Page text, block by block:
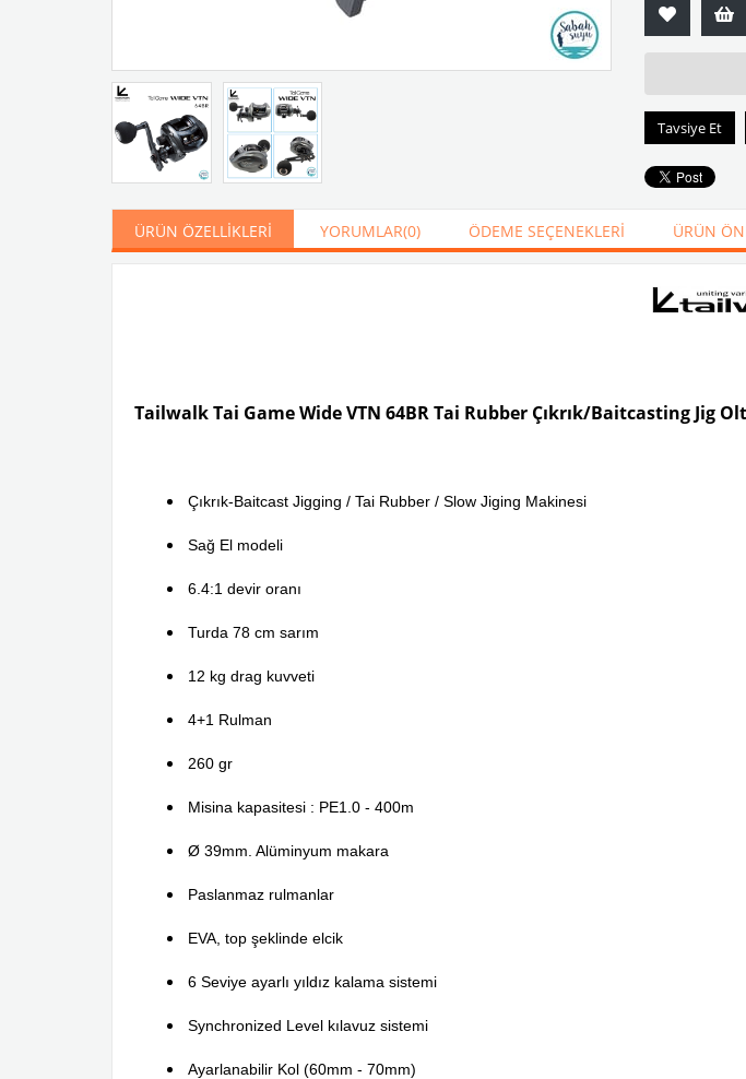
Tavsiye Et
ÜRÜN ÖZELLIKLERI YORUMLAR(0) ÖDEME SEÇENEKLERI ÜRÜN
Tailwalk Tai Game Wide VTN 64BR Tai Rubber Çıkrık/Baitcasting Jig
Çıkrık-Baitcast Jigging / Tai Rubber / Slow Jiging Makinesi
Sağ El modeli
6.4:1 devir oranı
Turda 78 cm sarım
12 kg drag kuvveti
4+1 Rulman
260 gr
Misina kapasitesi : PE1.0 - 400m
Ø 39mm. Alüminyum makara
Paslanmaz rulmanlar
EVA, top şeklinde elcik
6 Seviye ayarlı yıldız kalama sistemi
Synchronized Level kılavuz sistemi
Ayarlanabilir Kol (60mm - 70mm)